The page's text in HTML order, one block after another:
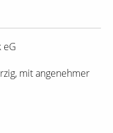
eG
mit angenehmer